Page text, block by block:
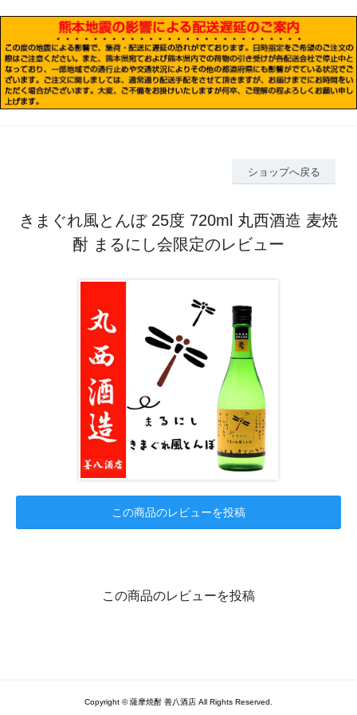
ショップへ戻る
きまぐれ風とんぼ 25度 720ml 丸西酒造 麦焼
酎 まるにし会限定のレビュー
この商品のレビューを投稿
この商品のレビューを投稿
Copyright © 薩摩焼酎 善八酒店 All Rights Reserved.